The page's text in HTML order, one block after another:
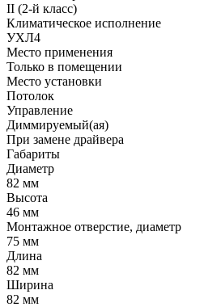
II (2-й класс)
Климатическое исполнение
УХЛ4
Место применения
Только в помещении
Место установки
Потолок
Управление
Диммируемый(ая)
При замене драйвера
Габариты
Диаметр
82 мм
Высота
46 мм
Монтажное отверстие, диаметр
75 мм
Длина
82 мм
Ширина
82 мм